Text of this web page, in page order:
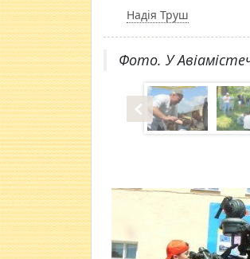
Надія Труш
Фото. У